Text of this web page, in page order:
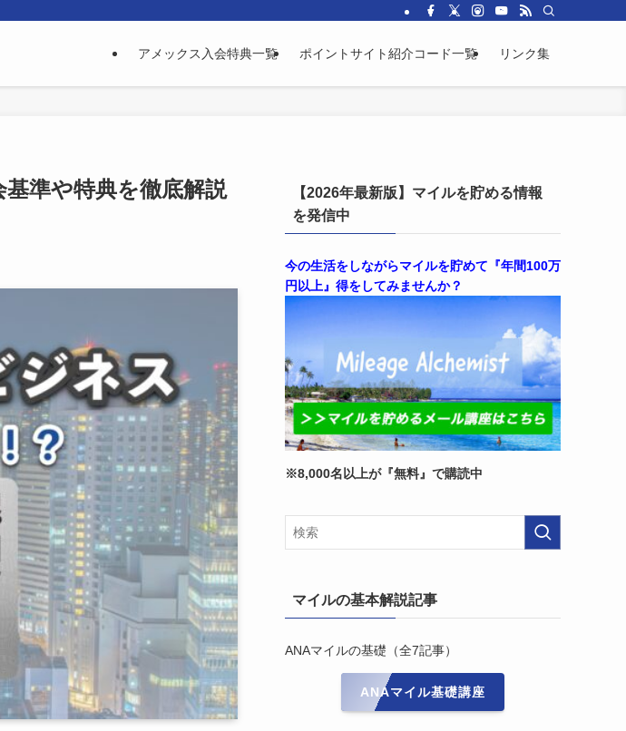
アメックス入会特典一覧 ポイントサイト紹介コード一覧 リンク集
準や特典を徹底解説
【2026年最新版】マイルを貯める情報
を発信中
今の生活をしながらマイルを貯めて『年間100万
円以上』得をしてみませんか？
※8,000名以上が『無料』で購読中
マイルの基本解説記事
ANAマイルの基礎（全7記事）
ANAマイル基礎講座